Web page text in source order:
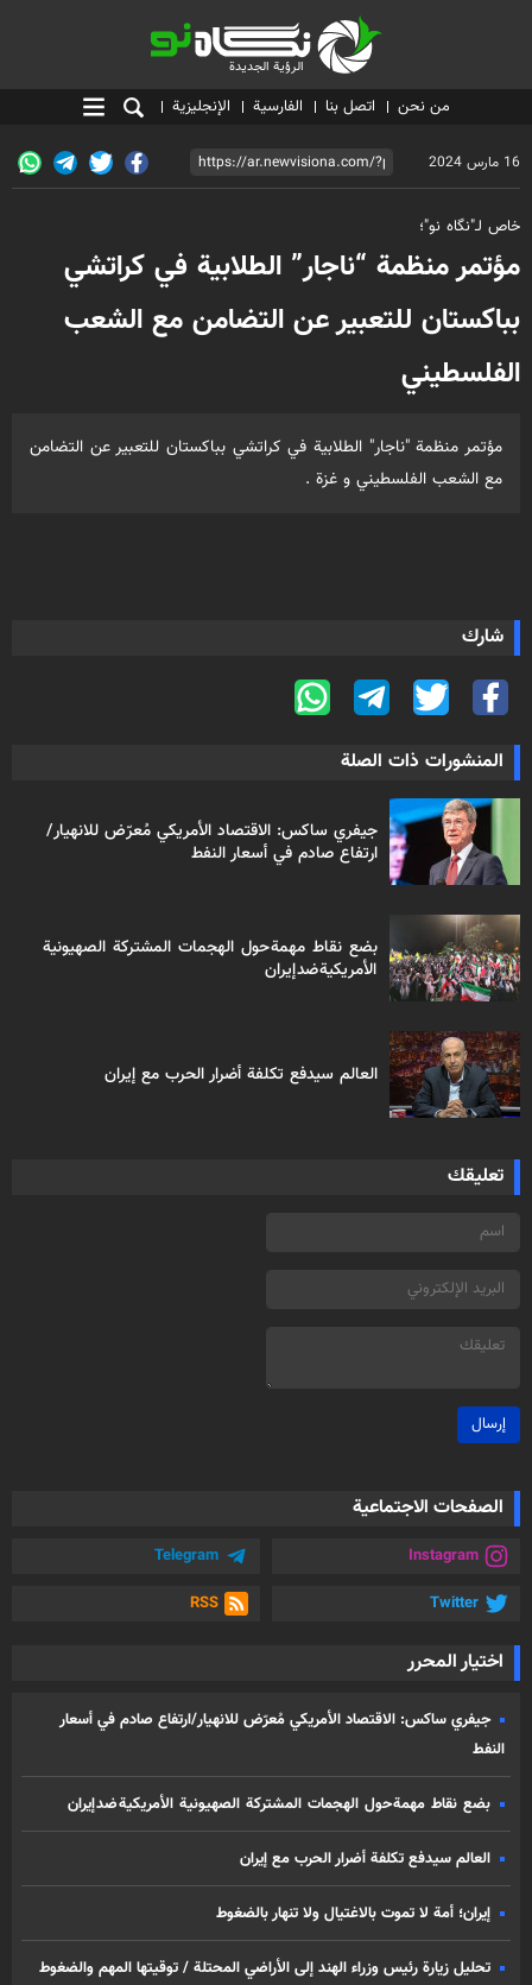
الرؤية الجديدة
الرؤية الجديدة
من نحن اتصل بنا الفارسية الإنجليزية
16 مارس 2024
خاص لـ"نگاه نو"؛
مؤتمر منظمة “ناجار” الطلابية في كراتشي
بباكستان للتعبير عن التضامن مع الشعب
الفلسطيني
مؤتمر منظمة "ناجار" الطلابية في كراتشي بباكستان للتعبير عن التضامن
مع الشعب الفلسطيني و غزة .
شارك
المنشورات ذات الصلة
جيفري ساكس: الاقتصاد الأمريكي مُعرّض للانهيار/
ارتفاع صادم في أسعار النفط
بضع نقاط مهمة حول الهجمات المشتركة الصهيونية
الأمريكية ضد إيران
العالم سيدفع تكلفة أضرار الحرب مع إيران
تعليقك
إرسال
الصفحات الاجتماعية
Instagram
Telegram
Twitter
RSS
اختيار المحرر
جيفري ساكس: الاقتصاد الأمريكي مُعرّض للانهيار/ارتفاع صادم في أسعار
النفط
بضع نقاط مهمة حول الهجمات المشتركة الصهيونية الأمريكية ضد إيران
العالم سيدفع تكلفة أضرار الحرب مع إيران
إيران؛ أمة لا تموت بالاغتيال ولا تنهار بالضغوط
تحليل زيارة رئيس وزراء الهند إلى الأراضي المحتلة / توقيتها المهم والضغوط